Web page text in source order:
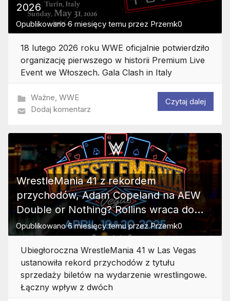
2026
Opublikowano6 miesięcy temu przez Przemk0
18 lutego 2026 roku WWE oficjalnie potwierdziło
organizację pierwszego w historii Premium Live
Event we Włoszech. Gala Clash in Italy
Ważne, WWE
Dodaj komentarz
Czytaj dalej
WrestleMania 41 z rekordem
przychodów, Adam Copeland na AEW
Double or Nothing? Rollins wraca do
treningów
Opublikowano6 miesięcy temuprzezPrzemk0
Ubiegłoroczna WrestleMania 41 w Las Vegas
ustanowiła rekord przychodów z tytułu
sprzedaży biletów na wydarzenie wrestlingowe.
Łączny wpływ z dwóch